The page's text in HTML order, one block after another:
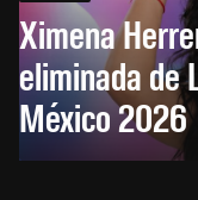
Ximena
eliminada de
México 2026